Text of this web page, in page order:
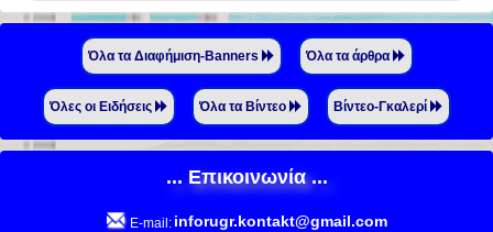
Όλα τα Διαφήμιση-Banners Όλα τα άρθρα
Όλες οι Ειδήσεις Όλα τα Βίντεο Βίντεο-Γκαλερί
... Επικοινωνία ...
E-mail: inforugr.kontakt@gmail.com